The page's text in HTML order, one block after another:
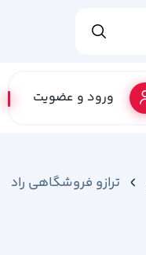
ورود و عضویت
ترازو فروشگاهی